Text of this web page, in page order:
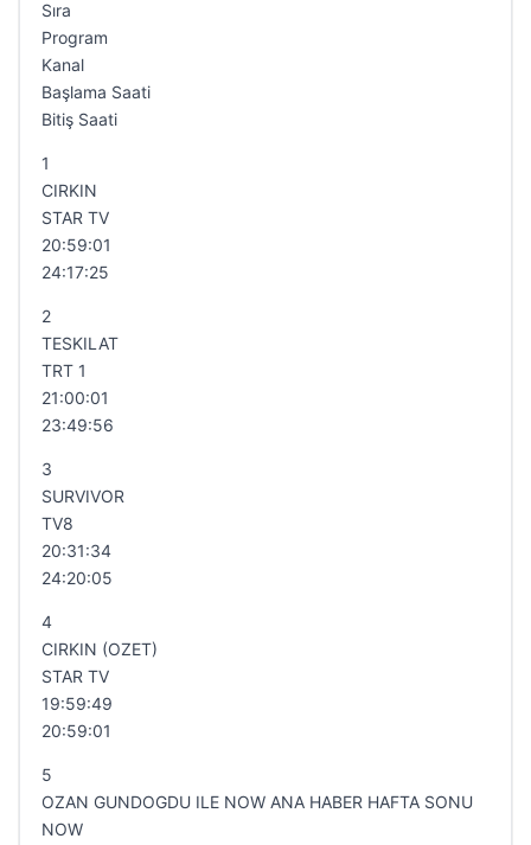
Sıra
Program
Kanal
Başlama Saati
Bitiş Saati
1
CIRKIN
STAR TV
20:59:01
24:17:25
2
TESKILAT
TRT 1
21:00:01
23:49:56
3
SURVIVOR
TV8
20:31:34
24:20:05
4
CIRKIN (OZET)
STAR TV
19:59:49
20:59:01
5
OZAN GUNDOGDU ILE NOW ANA HABER HAFTA SONU
NOW